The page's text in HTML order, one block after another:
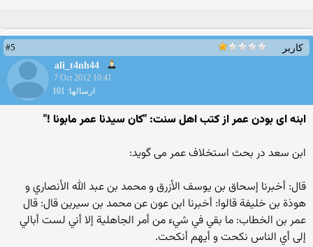
کاربر
#5
ali_t4nh44
7 Oct 2012 10:41
ارسالها: 101
ابنه ای بودن عمر از کتب اهل سنت: "کان سیدنا عمر مابونا !"
ابن سعد در بحث استخلاف عمر می گوید:
قال: أخبرنا إسحاق بن يوسف الأزرق و محمد بن عبد الله الأنصاري و
هوذة بن خليفة قالوا: أخبرنا ابن عون عن محمد بن سيرين قال: قال
عمر بن الخطاب: ما بقي في شي‏ء من أمر الجاهلية إلا أني لست أبالي
إلى أي الناس نكحت و أيهم أنكحت.